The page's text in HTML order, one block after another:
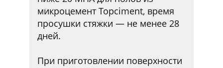
микроцемент Topciment, время
просушки стяжки — не менее 28
дней.
При приготовлении поверхности